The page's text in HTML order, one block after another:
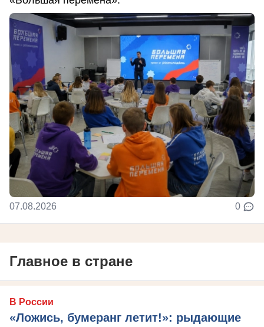
07.08.2026 0
Главное в стране
В России
«Ложись, бумеранг летит!»: рыдающие